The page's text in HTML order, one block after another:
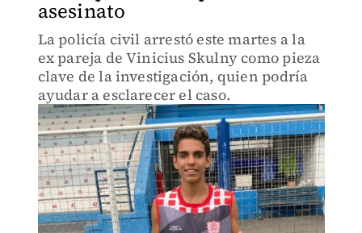
asesinato
La policía civil arrestó este martes a la
ex pareja de Vinicius Skulny como pieza
clave de la investigación, quien podría
ayudar a esclarecer el caso.